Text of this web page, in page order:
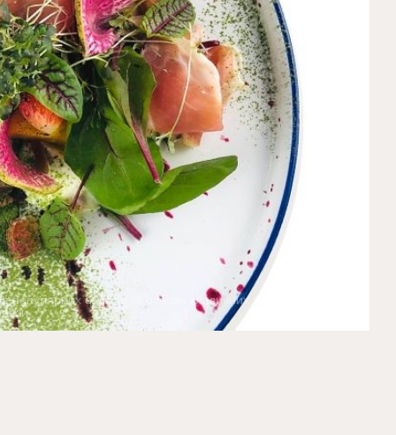
популярних салатів та основи класичних холодних соусів —